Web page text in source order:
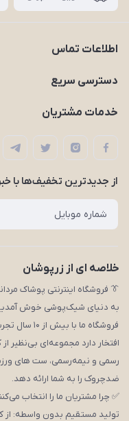
اطلاعات تماس
09203227926
دسترسی سریع
حساب کاربری
لیست محصولات
درباره ما
تماس با ما
خدمات مشتریان
قوانین و مقررات
حریم خصوصی
راهنما
از جدید‌ترین تخفیف‌ها با‌
خلاصه ای از زرپوشان
👔 فروشگاه اینترنتی پوشاک
به دنیای شیک‌پوشی خوش
فروشگاه ما با بیش از ۱۰ سال تجربه در تولید و عرضه مستقیم پوشاک مردانه،
افتخار دارد مجموعه‌ای
رسمی و نیمه‌رسمی، ست های
ضدچروک را به شما ارائه دهد.
✅ چرا مشتریان ما را انتخاب
تولید مستقیم بدون واسطه: از